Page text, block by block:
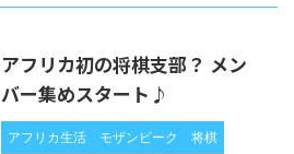
アフリカ初の将棋支部？ メン
バー集めスタート♪
アフリカ生活 モザンビーク 将棋